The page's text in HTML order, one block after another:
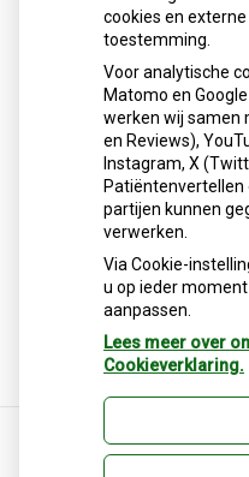
Patiëntenfolders
Op deze pagina vond u
door de KNMP
bevordering der
over bepaalde
geneesmiddelen.
Deze content is
informatie zoeken en
en informatie over
0528-262102
cookies en
toestemming.
Voor analytische
Matomo en
werken wij samen
en Reviews),
Instagram, X
Patiëntenvertellen
partijen kunnen
verwerken.
Via Cookie-
u op ieder
aanpassen.
Lees meer over
Cookieverklaring.